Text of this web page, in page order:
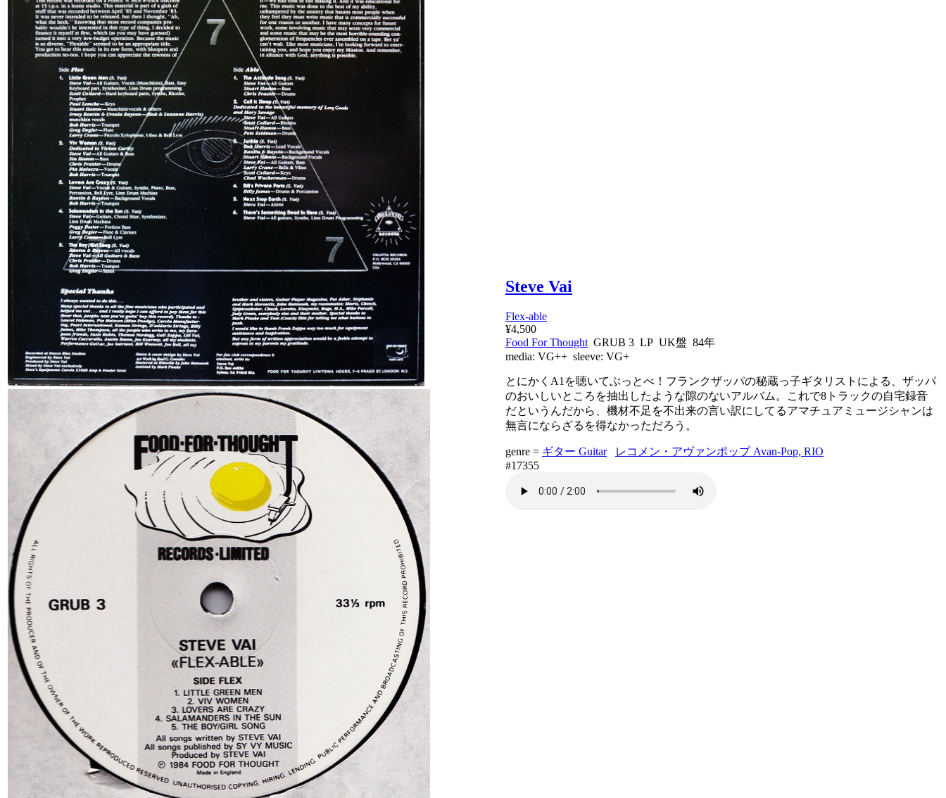
Steve Vai
Flex-able
¥4,500
Food For Thought GRUB 3 LP UK盤 84年
media: VG++ sleeve: VG+
とにかくA1を聴いてぶっとべ！フランクザッパの秘蔵っ子ギタリストによる、ザッパ
のおいしいところを抽出したような隙のないアルバム。これで8トラックの自宅録音
だというんだから、機材不足を不出来の言い訳にしてるアマチュアミュージシャンは
無言にならざるを得なかっただろう。
genre = ギター Guitar
レコメン・アヴァンポップ Avan-Pop, RIO
#17355